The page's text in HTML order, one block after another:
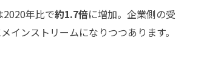
年比で約1.7倍に増加。企業側の受
インストリームになりつつあります。